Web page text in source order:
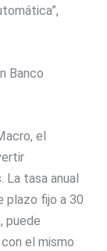
Banco
el
tasa anual
plazo fijo a 30
puede
el mismo